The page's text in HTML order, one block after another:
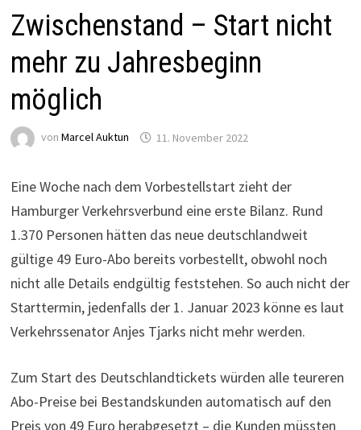
Zwischenstand – Start nicht
mehr zu Jahresbeginn
möglich
von Marcel Auktun 11. November 2022
Eine Woche nach dem Vorbestellstart zieht der
Hamburger Verkehrsverbund eine erste Bilanz. Rund
1.370 Personen hätten das neue deutschlandweit
gültige 49 Euro-Abo bereits vorbestellt, obwohl noch
nicht alle Details endgültig feststehen. So auch nicht der
Starttermin, jedenfalls der 1. Januar 2023 könne es laut
Verkehrssenator Anjes Tjarks nicht mehr werden.
Zum Start des Deutschlandtickets würden alle teureren
Abo-Preise bei Bestandskunden automatisch auf den
Preis von 49 Euro herabgesetzt – die Kunden müssten